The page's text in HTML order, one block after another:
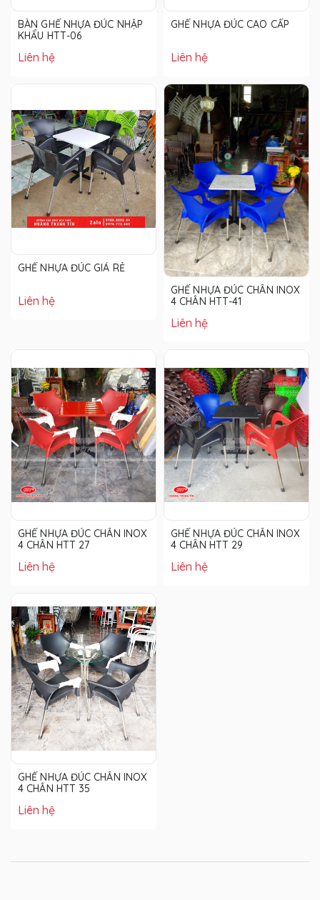
BÀN GHẾ NHỰA ĐÚC NHẬP
KHẨU HTT-06
Liên hệ
GHẾ NHỰA ĐÚC CAO CẤP
Liên hệ
GHẾ NHỰA ĐÚC GIÁ RẺ
Liên hệ
GHẾ NHỰA ĐÚC CHÂN INOX
4 CHÂN HTT-41
Liên hệ
GHẾ NHỰA ĐÚC CHÂN INOX
4 CHÂN HTT 27
Liên hệ
GHẾ NHỰA ĐÚC CHÂN INOX
4 CHÂN HTT 29
Liên hệ
GHẾ NHỰA ĐÚC CHÂN INOX
4 CHÂN HTT 35
Liên hệ